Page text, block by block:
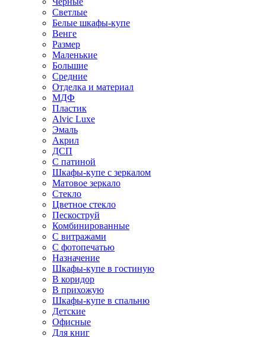
Светлые
Белые шкафы-купе
Венге
Размер
Маленькие
Большие
Средние
Отделка и материал
МДФ
Пластик
Alvic Luxe
Эмаль
Акрил
ДСП
С патиной
Шкафы-купе с зеркалом
Матовое зеркало
Стекло
Цветное стекло
Пескоструй
Комбинированные
С витражами
С фотопечатью
Назначение
Шкафы-купе в гостиную
В коридор
В прихожую
Шкафы-купе в спальню
Детские
Офисные
Для книг